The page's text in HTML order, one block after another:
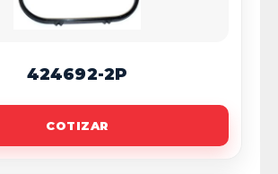
424692-2P
COTIZAR